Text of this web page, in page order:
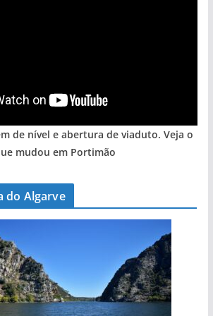
de nível e abertura de viaduto. Veja o
mudou em Portimão
do Algarve